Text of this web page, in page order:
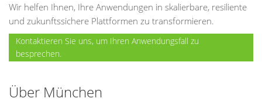
Wir helfen Ihnen, Ihre Anwendungen in skalierbare, resiliente
und zukunftssichere Plattformen zu transformieren.
Kontaktieren Sie uns, um Ihren Anwendungsfall zu
besprechen.
Über München